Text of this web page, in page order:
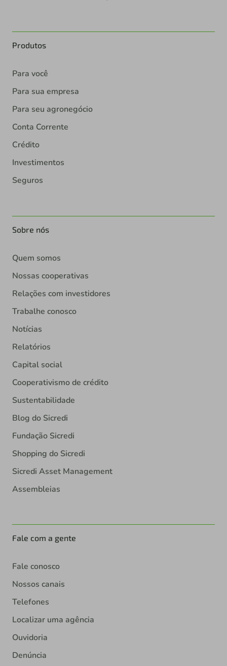
Produtos
Para você
Para sua empresa
Para seu agronegócio
Conta Corrente
Crédito
Investimentos
Seguros
Sobre nós
Quem somos
Nossas cooperativas
Relações com investidores
Trabalhe conosco
Notícias
Relatórios
Capital social
Cooperativismo de crédito
Sustentabilidade
Blog do Sicredi
Fundação Sicredi
Shopping do Sicredi
Sicredi Asset Management
Assembleias
Fale com a gente
Fale conosco
Nossos canais
Telefones
Localizar uma agência
Ouvidoria
Denúncia